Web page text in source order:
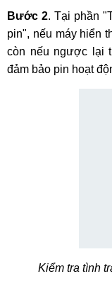
Bước 2. Tại phần
pin", nếu máy hiển
còn nếu ngược lại
đảm bảo pin hoạt
Kiểm tra tình